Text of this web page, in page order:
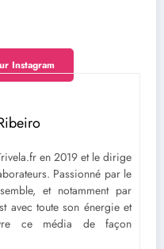
Instagram
en 2019 et le dirige
Passionné par le
et notamment par
avec toute son énergie et
ce média de façon